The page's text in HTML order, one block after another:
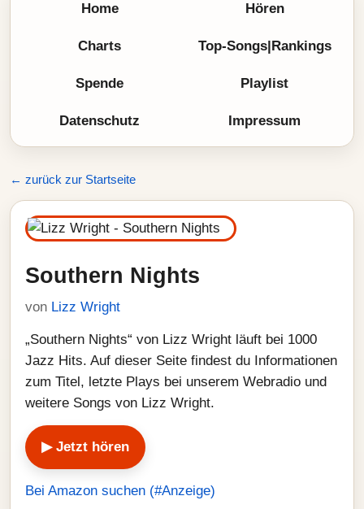
Home Hören
Charts Top-Songs|Rankings
Spende Playlist
Datenschutz Impressum
← zurück zur Startseite
Southern Nights
von Lizz Wright
„Southern Nights“ von Lizz Wright läuft bei 1000
Jazz Hits. Auf dieser Seite findest du Informationen
zum Titel, letzte Plays bei unserem Webradio und
weitere Songs von Lizz Wright.
▶ Jetzt hören
Bei Amazon suchen (#Anzeige)